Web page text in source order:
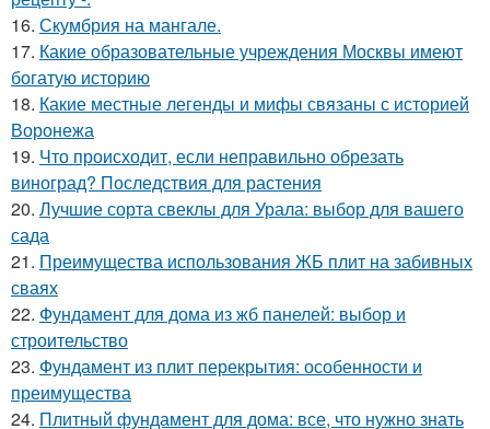
16. Скумбрия на мангале.
17. Какие образовательные учреждения Москвы имеют
богатую историю
18. Какие местные легенды и мифы связаны с историей
Воронежа
19. Что происходит, если неправильно обрезать
виноград? Последствия для растения
20. Лучшие сорта свеклы для Урала: выбор для вашего
сада
21. Преимущества использования ЖБ плит на забивных
сваях
22. Фундамент для дома из жб панелей: выбор и
строительство
23. Фундамент из плит перекрытия: особенности и
преимущества
24. Плитный фундамент для дома: все, что нужно знать